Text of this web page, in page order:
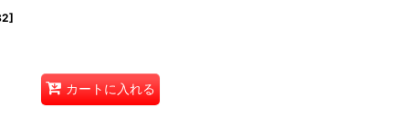
]
カートに入れる